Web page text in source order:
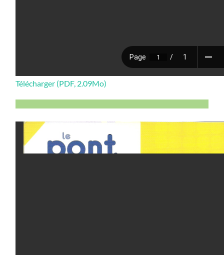
Télécharger (PDF, 2.09Mo)